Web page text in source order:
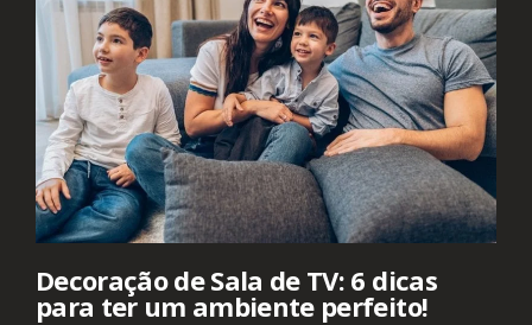
Decoração de Sala de TV: 6 dicas
para ter um ambiente perfeito!